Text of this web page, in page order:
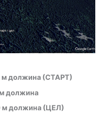
м должина (СТАРТ)
должина
м должина (ЦЕЛ)